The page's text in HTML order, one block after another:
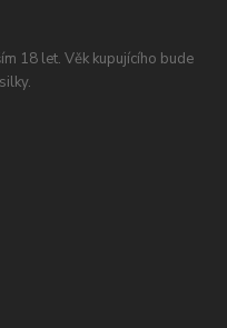
18 let. Věk kupujícího bude